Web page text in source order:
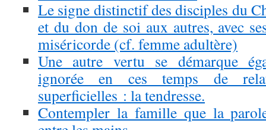
Le signe distinctif des disciples du
et du don de soi aux autres, avec
miséricorde (cf. femme adultère)
Une autre vertu se démarque
ignorée en ces temps de
superficielles : la tendresse.
Contempler la famille que la